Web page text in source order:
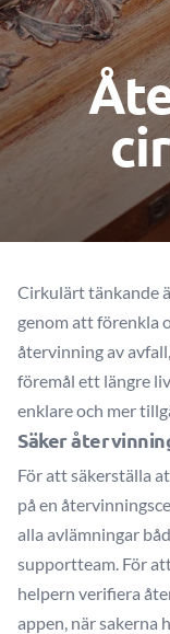
Cirkulärt tänkande
genom att förenkla
återvinning av
föremål ett längre
enklare och mer
Säker
För att säkerställa
på en
alla avlämningar
supportteam. För
helpern verifiera
appen, när sakerna